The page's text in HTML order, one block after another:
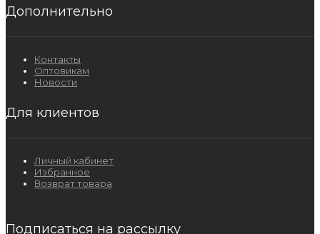
Дополнительно
Контакты
Оптовикам
Новости
Для клиентов
Личный кабинет
Избранное
Возврат товара
Подписаться на рассылку